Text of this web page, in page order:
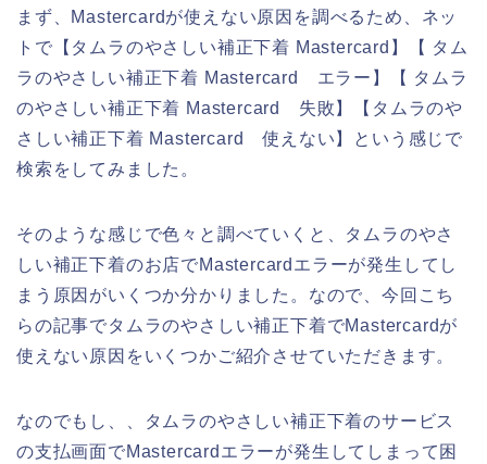
まず、Mastercardが使えない原因を調べるため、ネッ
トで【タムラのやさしい補正下着 Mastercard】【 タム
ラのやさしい補正下着 Mastercard エラー】【 タムラ
のやさしい補正下着 Mastercard 失敗】【タムラのや
さしい補正下着 Mastercard 使えない】という感じで
検索をしてみました。
そのような感じで色々と調べていくと、タムラのやさ
しい補正下着のお店でMastercardエラーが発生してし
まう原因がいくつか分かりました。なので、今回こち
らの記事でタムラのやさしい補正下着でMastercardが
使えない原因をいくつかご紹介させていただきます。
なのでもし、、タムラのやさしい補正下着のサービス
の支払画面でMastercardエラーが発生してしまって困